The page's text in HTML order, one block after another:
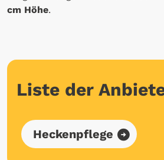
cm Höhe.
Liste der
Heckenpflege